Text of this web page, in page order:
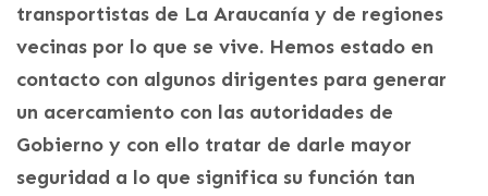
transportistas de La Araucanía y de regiones
vecinas por lo que se vive. Hemos estado en
contacto con algunos dirigentes para generar
un acercamiento con las autoridades de
Gobierno y con ello tratar de darle mayor
seguridad a lo que significa su función tan